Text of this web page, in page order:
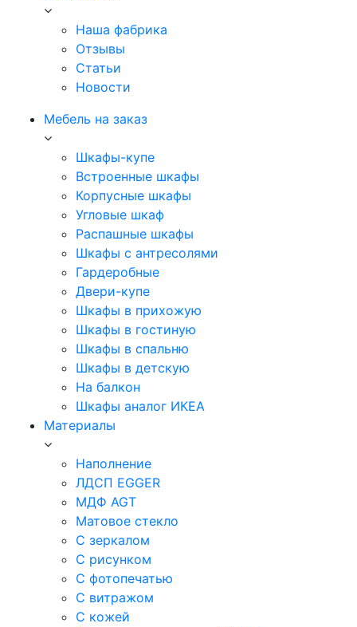
Наша фабрика
Отзывы
Статьи
Новости
Мебель на заказ
Шкафы-купе
Встроенные шкафы
Корпусные шкафы
Угловые шкаф
Распашные шкафы
Шкафы с антресолями
Гардеробные
Двери-купе
Шкафы в прихожую
Шкафы в гостиную
Шкафы в спальню
Шкафы в детскую
На балкон
Шкафы аналог ИКЕА
Материалы
Наполнение
ЛДСП EGGER
МДФ AGT
Матовое стекло
С зеркалом
С рисунком
С фотопечатью
С витражом
С кожей